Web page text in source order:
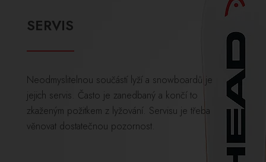
SERVIS
Neodmyslitelnou součástí lyží a snowboardů je
jejich servis. Často je zanedbaný a končí to
zkaženým požitkem z lyžování. Servisu je třeba
věnovat dostatečnou pozornost.